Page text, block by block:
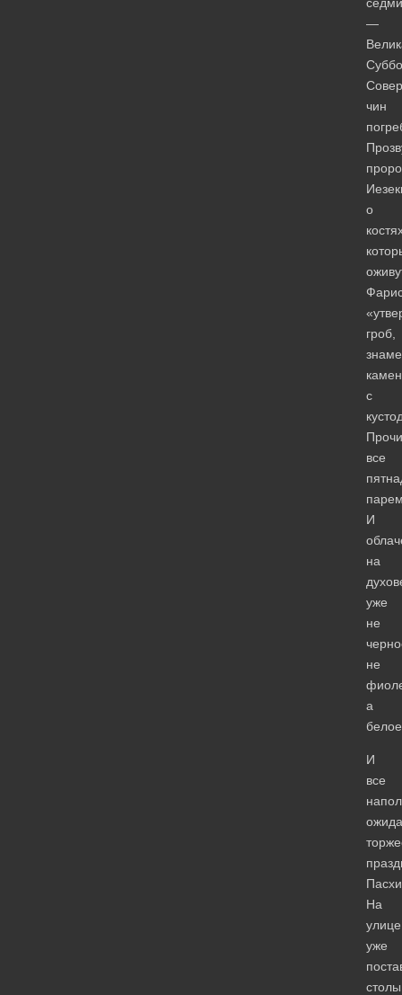
—
чин
о
гроб,
с
все
И
на
уже
не
не
а
И
все
На
улице
уже